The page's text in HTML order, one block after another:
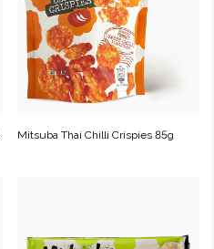
Mitsuba Thai Chilli Crispies 85g